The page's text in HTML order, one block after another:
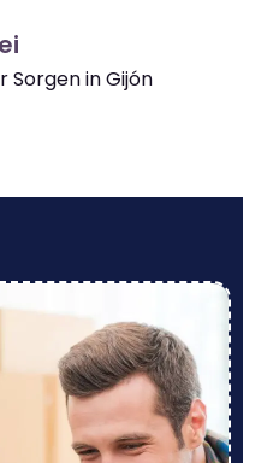
Sorgen in Gijón